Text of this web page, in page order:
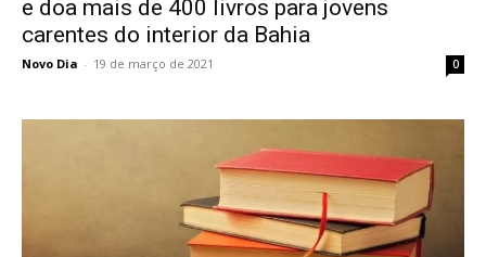
e doa mais de 400 livros para jovens
carentes do interior da Bahia
Novo Dia - 19 de março de 2021 0